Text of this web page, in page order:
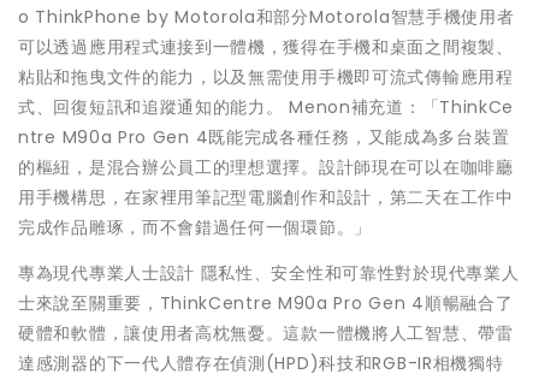
o ThinkPhone by Motorola和部分Motorola智慧手機使用者
可以透過應用程式連接到一體機，獲得在手機和桌面之間複製、
粘貼和拖曳文件的能力，以及無需使用手機即可流式傳輸應用程
式、回復短訊和追蹤通知的能力。 Menon補充道：「ThinkCe
ntre M90a Pro Gen 4既能完成各種任務，又能成為多台裝置
的樞紐，是混合辦公員工的理想選擇。設計師現在可以在咖啡廳
用手機構思，在家裡用筆記型電腦創作和設計，第二天在工作中
完成作品雕琢，而不會錯過任何一個環節。」
專為現代專業人士設計 隱私性、安全性和可靠性對於現代專業人
士來說至關重要，ThinkCentre M90a Pro Gen 4順暢融合了
硬體和軟體，讓使用者高枕無憂。這款一體機將人工智慧、帶雷
達感測器的下一代人體存在偵測(HPD)科技和RGB-IR相機獨特